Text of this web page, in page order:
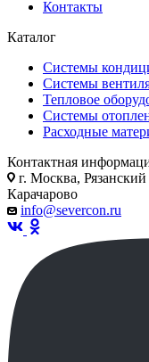
Контакты
Каталог
Системы
Системы
Тепловое
Системы
Расходные
Контактная
г. Москва,
Карачарово
info@severcon.ru